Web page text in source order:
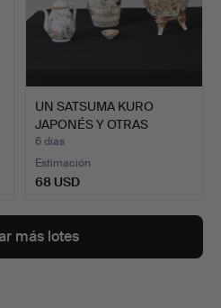
UN SATSUMA KURO
JAPONÉS Y OTRAS
CERÁMICAS.
6 días
Estimación
68 USD
más lotes